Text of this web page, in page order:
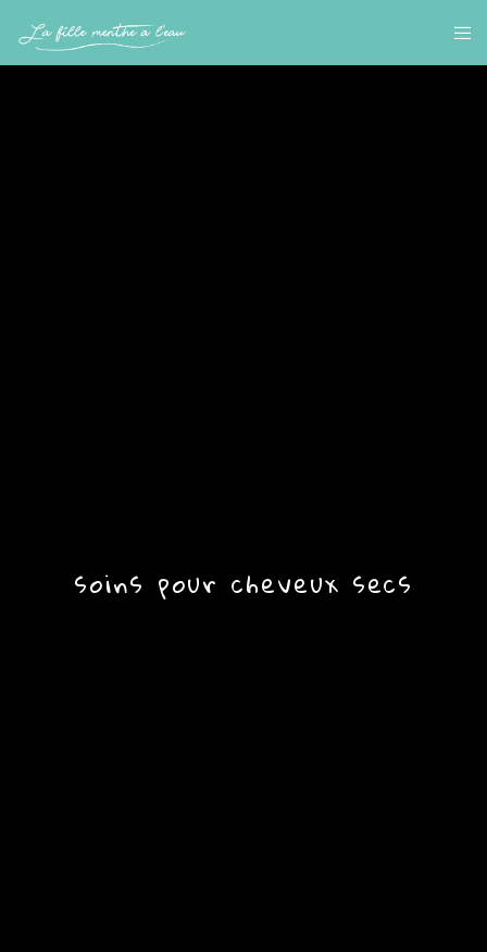
soins pour cheveux secs